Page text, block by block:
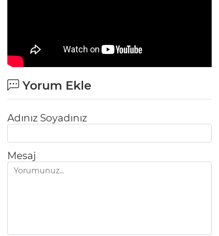
Yorum Ekle
Adınız Soyadınız
Mesaj